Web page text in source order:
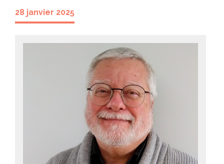
28 janvier 2025